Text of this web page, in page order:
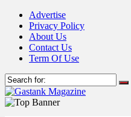
Advertise
Privacy Policy
About Us
Contact Us
Term Of Use